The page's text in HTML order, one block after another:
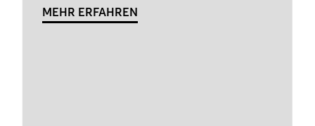
MEHR ERFAHREN